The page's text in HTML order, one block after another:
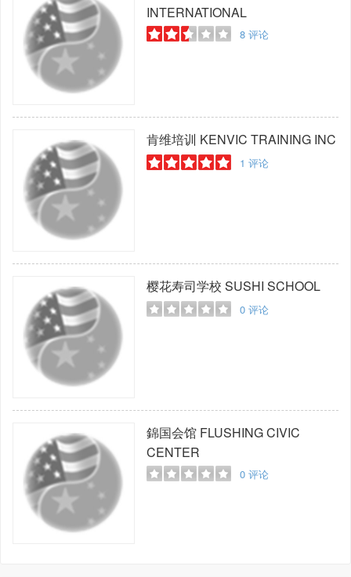
INTERNATIONAL
8评论
肯维培训 KENVIC TRAINING INC
1 评论
樱花寿司学校 SUSHI SCHOOL
0评论
錦国会馆FLUSHING CIVIC
CENTER
0评论